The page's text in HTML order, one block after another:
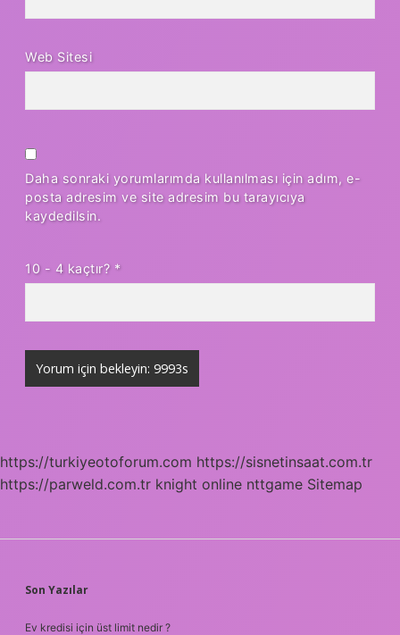
Web Sitesi
Daha sonraki yorumlarımda kullanılması için adım, e-
posta adresim ve site adresim bu tarayıcıya
kaydedilsin.
10 - 4 kaçtır? *
https://turkiyeotoforum.com https://sisnetinsaat.com.tr
https://parweld.com.tr knight online nttgame Sitemap
SIDEBAR
Son Yazılar
Ev kredisi için üst limit nedir ?